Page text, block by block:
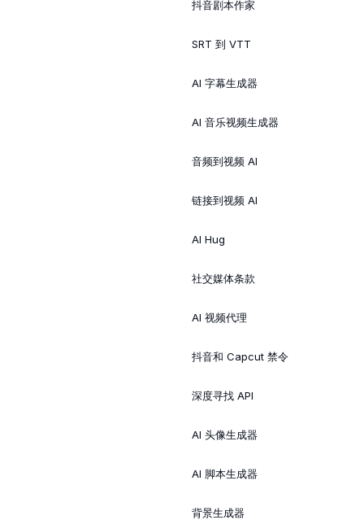
抖音剧本作家
SRT 到 VTT
AI 字幕生成器
AI 音乐视频生成器
音频到视频 AI
链接到视频 AI
AI Hug
社交媒体条款
AI 视频代理
抖音和 Capcut 禁令
深度寻找 API
AI 头像生成器
AI 脚本生成器
背景生成器